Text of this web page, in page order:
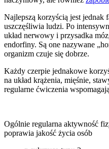
Najlepszą korzyścią jest jednak
uszczęśliwia ludzi. Po
układ nerwowy i przysadka
endorfiny. Są one nazywane
organizm czuje się dobrze.
Każdy czerpie jednakowe
na układ krążenia, mięśnie,
regularne ćwiczenia
Ogólnie regularna aktywność
poprawia jakość życia osób